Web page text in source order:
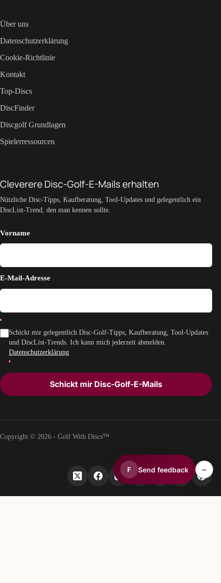
Über uns
Datenschutzerklärung
Cookie-Richtlinie
Kontakt
Top-Discs
DiscFinder
Discgolf Grundlagen
Spielerressourcen
Cleverere Disc-Golf-E-Mails erhalten
Nützliche Disc-Tipps, Kaufberatung, Tool-Updates und gelegentlich ein
DiscList-Trend, den man kennen sollte.
Vorname
E-Mail-Adresse
Schickt mir gelegentlich Disc-Golf-Tipps, Kaufberatung, Tool-Updates
und DiscList-Trends. Ich kann mich jederzeit abmelden.
Datenschutzerklärung
Schickt mir Disc-Golf-E-Mails
Copyright © 2026 - Golf With Discs™
F Send feedback –